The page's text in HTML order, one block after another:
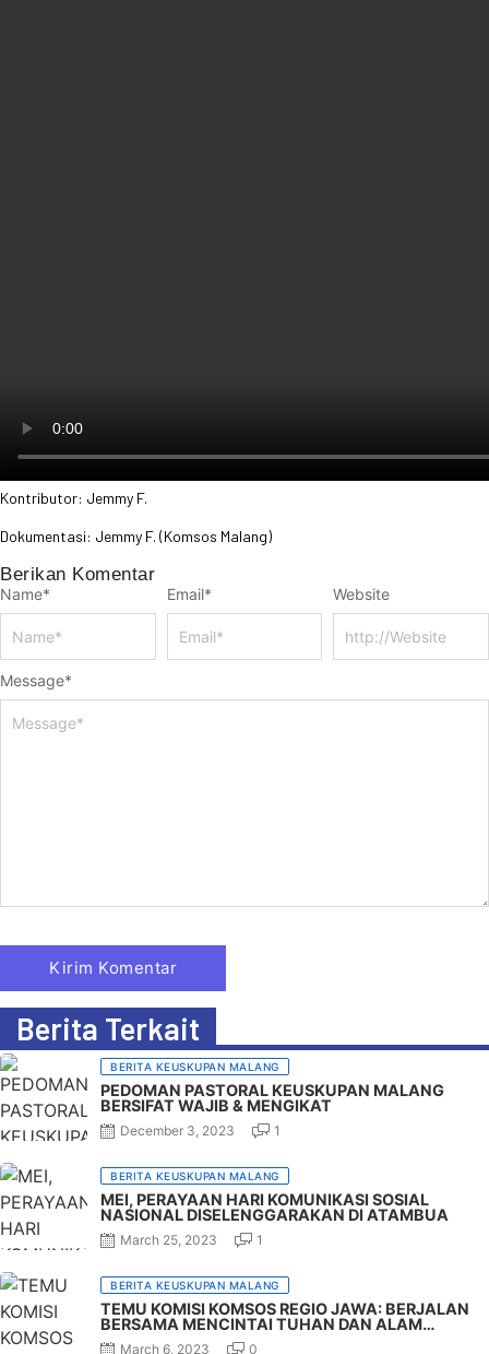
Kontributor: Jemmy F.
Dokumentasi: Jemmy F. (Komsos Malang)
Berikan Komentar
Message*
Name* Email* Website
Berita Terkait
BERITA KEUSKUPAN MALANG
PEDOMAN PASTORAL KEUSKUPAN MALANG
BERSIFAT WAJIB & MENGIKAT
Posted on
December 3, 2023 1
BERITA KEUSKUPAN MALANG
MEI, PERAYAAN HARI KOMUNIKASI SOSIAL
NASIONAL DISELENGGARAKAN DI ATAMBUA
Posted on
March 25, 2023 1
BERITA KEUSKUPAN MALANG
TEMU KOMISI KOMSOS REGIO JAWA: BERJALAN
BERSAMA MENCINTAI TUHAN DAN ALAM
SEMESTA
Posted on
March 6, 2023 0